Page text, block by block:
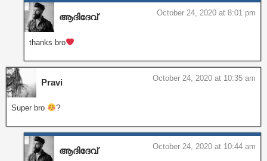
ആദിദേവ് October 24, 2020 at 8:01 pm
thanks bro
Pravi October 24, 2020 at 10:35 am
Super bro ?
ആദിദേവ് October 24, 2020 at 10:44 am